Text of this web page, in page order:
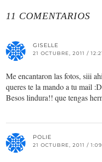
11 COMENTARIOS
GISELLE
21 OCTUBRE, 2011 /
Me encantaron las fotos, siii
queres te la mando a tu mail
Besos lindura!! que tengas
POLIE
21 OCTUBRE, 2011 /